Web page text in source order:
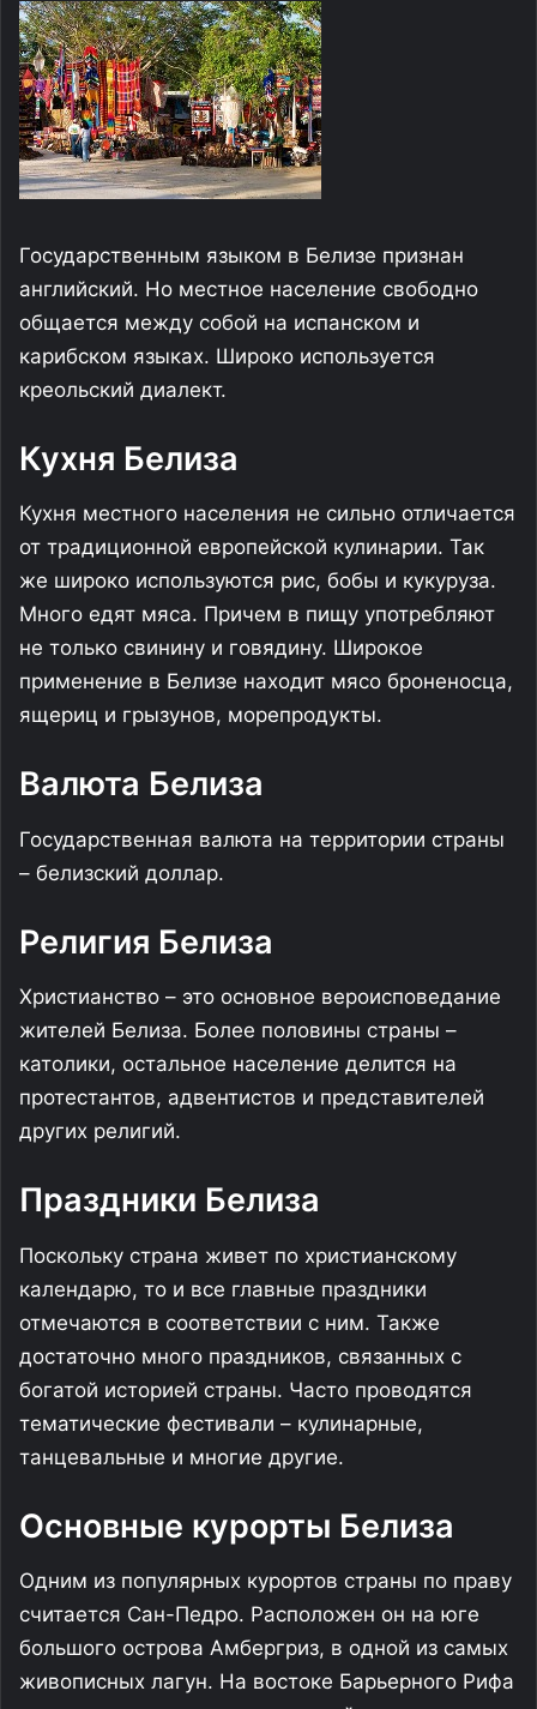
Государственным языком в Белизе признан
английский. Но местное население свободно
общается между собой на испанском и
карибском языках. Широко используется
креольский диалект.
Кухня Белиза
Кухня местного населения не сильно отличается
от традиционной европейской кулинарии. Так
же широко используются рис, бобы и кукуруза.
Много едят мяса. Причем в пищу употребляют
не только свинину и говядину. Широкое
применение в Белизе находит мясо броненосца,
ящериц и грызунов, морепродукты.
Валюта Белиза
Государственная валюта на территории страны
– белизский доллар.
Религия Белиза
Христианство – это основное вероисповедание
жителей Белиза. Более половины страны –
католики, остальное население делится на
протестантов, адвентистов и представителей
других религий.
Праздники Белиза
Поскольку страна живет по христианскому
календарю, то и все главные праздники
отмечаются в соответствии с ним. Также
достаточно много праздников, связанных с
богатой историей страны. Часто проводятся
тематические фестивали – кулинарные,
танцевальные и многие другие.
Основные курорты Белиза
Одним из популярных курортов страны по праву
считается Сан-Педро. Расположен он на юге
большого острова Амбергриз, в одной из самых
живописных лагун. На востоке Барьерного Рифа